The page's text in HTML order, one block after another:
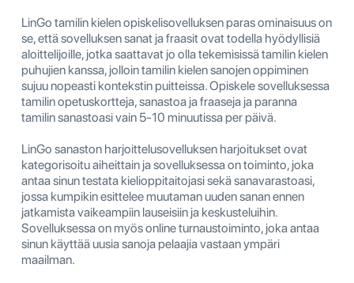
LinGo tamilin kielen opiskelisovelluksen paras ominaisuus on
se, että sovelluksen sanat ja fraasit ovat todella hyödyllisiä
aloittelijoille, jotka saattavat jo olla tekemisissä tamilin kielen
puhujien kanssa, jolloin tamilin kielen sanojen oppiminen
sujuu nopeasti kontekstin puitteissa. Opiskele sovelluksessa
tamilin opetuskortteja, sanastoa ja fraaseja ja paranna
tamilin sanastoasi vain 5-10 minuutissa per päivä.
LinGo sanaston harjoittelusovelluksen harjoitukset ovat
kategorisoitu aiheittain ja sovelluksessa on toiminto, joka
antaa sinun testata kielioppitaitojasi sekä sanavarastoasi,
jossa kumpikin esittelee muutaman uuden sanan ennen
jatkamista vaikeampiin lauseisiin ja keskusteluihin.
Sovelluksessa on myös online turnaustoiminto, joka antaa
sinun käyttää uusia sanoja pelaajia vastaan ympäri
maailman.